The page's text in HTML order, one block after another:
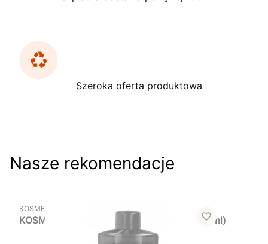
Szeroka oferta produktowa
Nasze rekomendacje
PRODUCENT
KOSMED
KOSMED Nafta kosmetyczna zwykła (150 ml)